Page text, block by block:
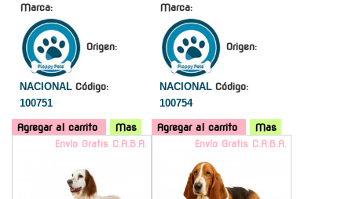
Marca:
Origen:
NACIONAL Código:
100751
Agregar al carrito Mas
Marca:
Origen:
NACIONAL Código:
100754
Agregar al carrito
Mas
Envío Gratis C.A.B.A.
Envío Gratis C.A.B.A.